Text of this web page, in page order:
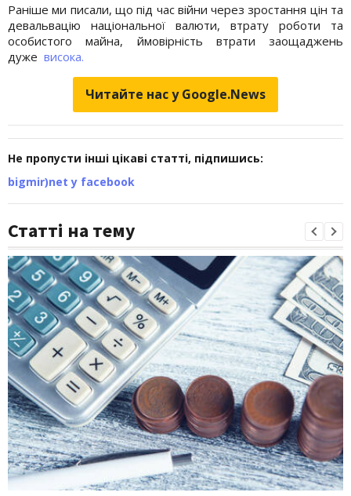
Раніше ми писали, що під час війни через зростання цін та
девальвацію національної валюти, втрату роботи та
особистого майна, ймовірність втрати заощаджень
дуже висока.
Читайте нас у Google.News
Не пропусти інші цікаві статті, підпишись:
bigmir)net у facebook
Статті на тему